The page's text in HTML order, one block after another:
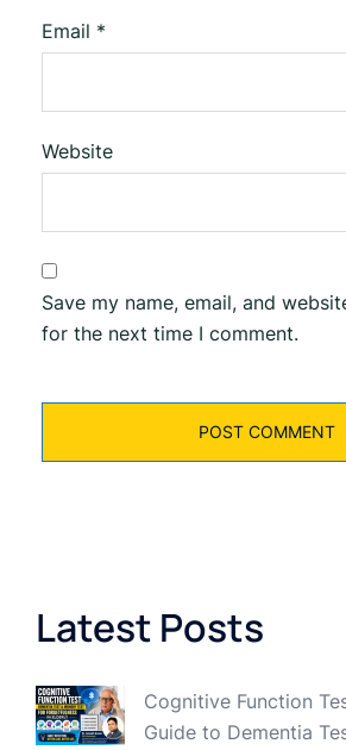
Email *
Website
Save my name, email, and
for the next time I comment.
Latest Posts
Cognitive Function
Guide to Dementia